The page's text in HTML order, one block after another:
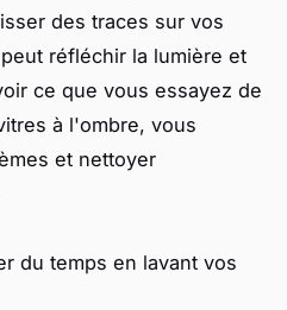
des traces sur vos
réfléchir la lumière et
ce que vous essayez de
à l'ombre, vous
et nettoyer
du temps en lavant vos